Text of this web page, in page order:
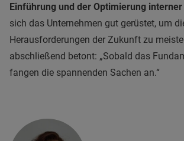
Einführung und der Optimierung interner
sich das Unternehmen gut gerüstet, um
Herausforderungen der Zukunft zu
abschließend betont: „Sobald das
fangen die spannenden Sachen an.“